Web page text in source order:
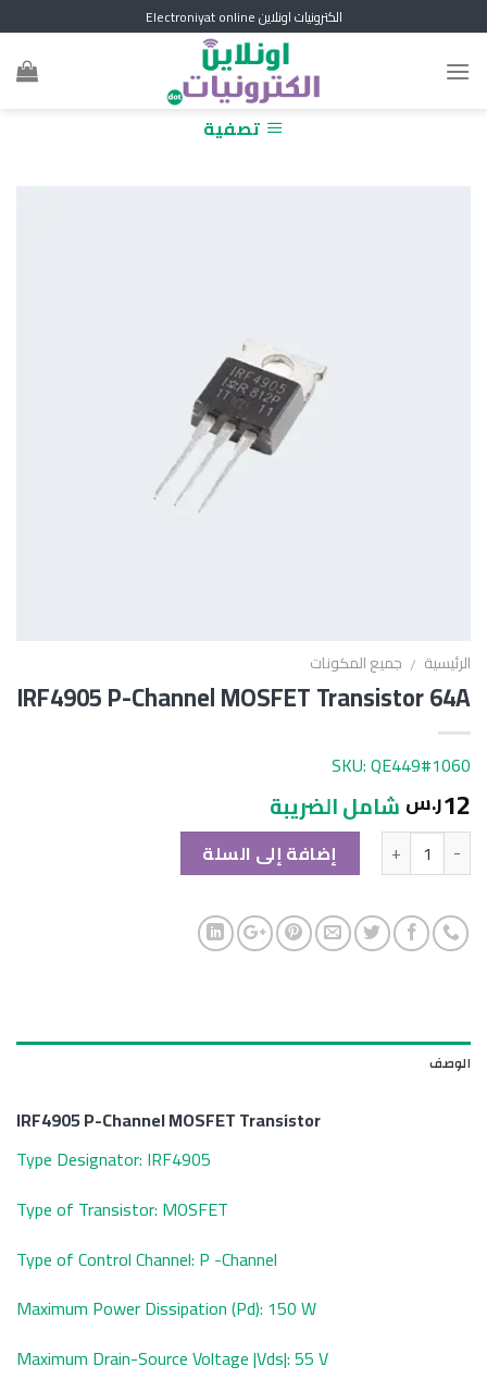
to
content
الكترونيات اونلاين Electroniyat online
تصفية
الرئيسية / جميع المكونات
IRF4905 P-Channel MOSFET Transistor 64A
SKU: QE449#1060
12ر.س شامل الضريبة
الكمية إضافة إلى السلة
الوصف
IRF4905 P-Channel MOSFET Transistor
Type Designator: IRF4905
Type of Transistor: MOSFET
Type of Control Channel: P -Channel
Maximum Power Dissipation (Pd): 150 W
Maximum Drain-Source Voltage |Vds|: 55 V